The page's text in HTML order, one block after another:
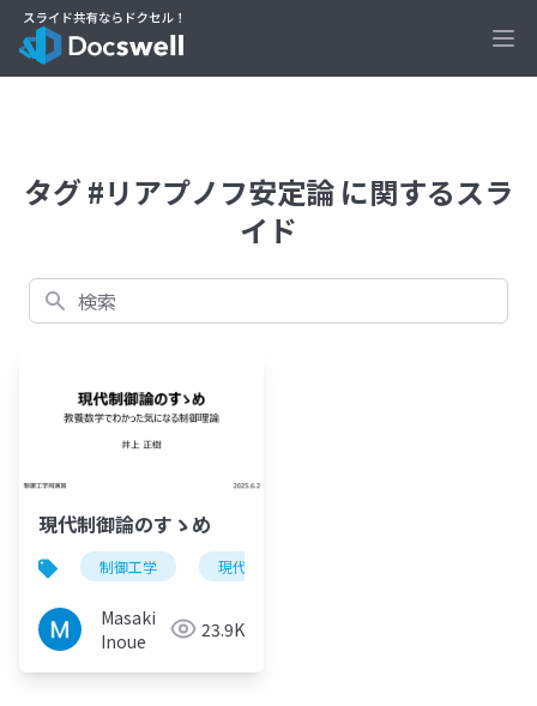
タグ #リアプノフ安定論 に関するスラ
イド
検索
現代制御論のすゝめ
制御工学 現代制御
Masaki
Inoue
23.9K